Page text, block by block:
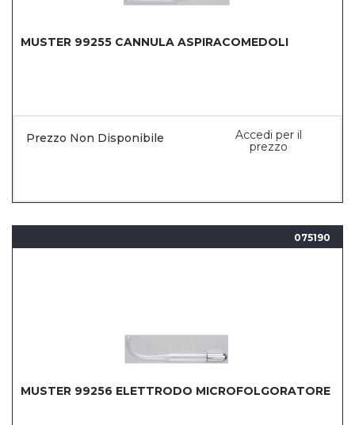
MUSTER 99255 CANNULA ASPIRACOMEDOLI
Prezzo Non Disponibile
Accedi per il
prezzo
075190
MUSTER 99256 ELETTRODO MICROFOLGORATORE